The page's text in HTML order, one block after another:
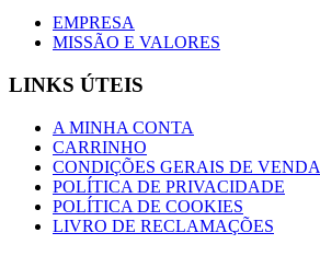
EMPRESA
MISSÃO E VALORES
LINKS ÚTEIS
A MINHA CONTA
CARRINHO
CONDIÇÕES GERAIS DE VENDA
POLÍTICA DE PRIVACIDADE
POLÍTICA DE COOKIES
LIVRO DE RECLAMAÇÕES